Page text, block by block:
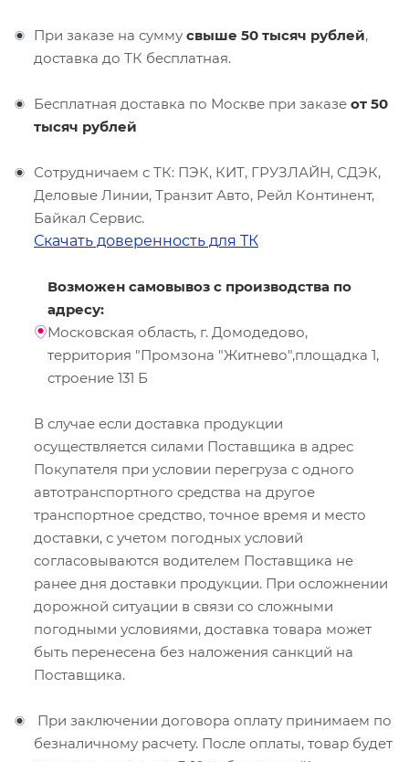
При заказе на сумму свыше 50 тысяч рублей,
доставка до ТК бесплатная.
Бесплатная доставка по Москве при заказе от 50
тысяч рублей
Сотрудничаем с ТК: ПЭК, КИТ, ГРУЗЛАЙН, СДЭК,
Деловые Линии, Транзит Авто, Рейл Континент,
Байкал Сервис.
Скачать доверенность для ТК
Возможен самовывоз с производства по
адресу:
Московская область, г. Домодедово,
территория "Промзона "Житнево",площадка 1,
строение 131 Б
В случае если доставка продукции
осуществляется силами Поставщика в адрес
Покупателя при условии перегруза с одного
автотранспортного средства на другое
транспортное средство, точное время и место
доставки, с учетом погодных условий
согласовываются водителем Поставщика не
ранее дня доставки продукции. При осложнении
дорожной ситуации в связи со сложными
погодными условиями, доставка товара может
быть перенесена без наложения санкций на
Поставщика.
При заключении договора оплату принимаем по
безналичному расчету. После оплаты, товар будет